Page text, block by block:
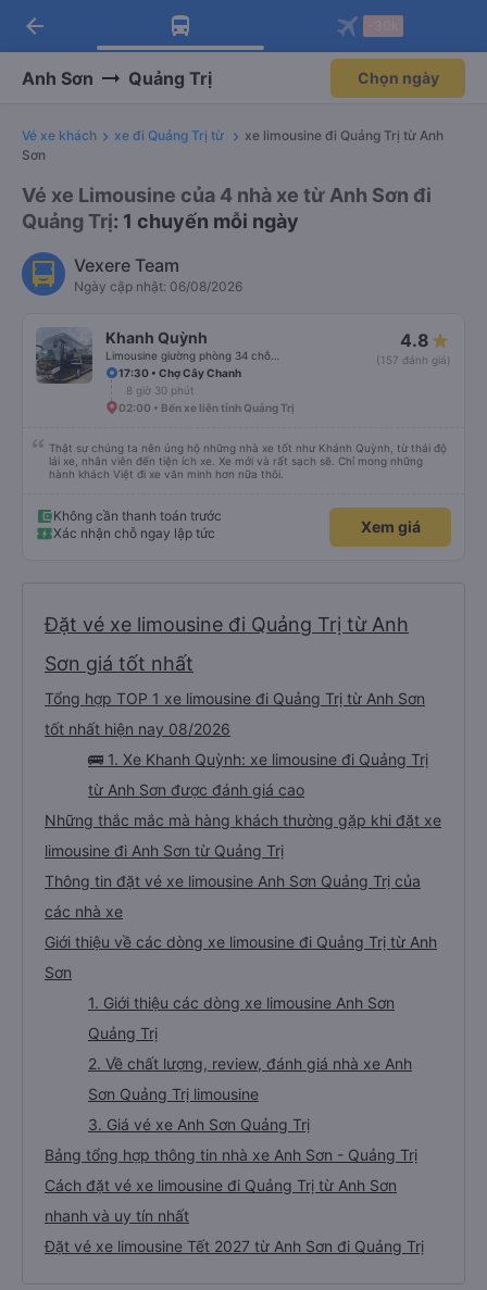
Tải app Vexere ngay!
Nhận ưu đãi thành viên độc
Mở app
Tải app Vexere
-30k/ghế khi đặt vé máy bay qua
Mở app
arrow_back
Anh Sơn Quảng Trị Chọn ngày
Vé xe khách xe đi Quảng Trị từ
xe limousine đi Quảng Trị từ Anh
Sơn
Vé xe Limousine của 4 nhà xe từ Anh Sơn đi
Quảng Trị: 1 chuyến mỗi ngày
Vexere Team
Ngày cập nhật: 06/08/2026
Khanh Quỳnh 4.8
(157 đánh giá)
17:30 • Chợ Cây Chanh
8 giờ 30 phút
02:00 • Bến xe liên tỉnh Quảng Trị
Thật sự chúng ta nên ủng hộ những nhà xe tốt như Khánh Quỳnh, từ thái độ
lái xe, nhân viên đến tiện ích xe. Xe mới và rất sạch sẽ. Chỉ mong những
hành khách Việt đi xe văn minh hơn nữa thôi.
Không cần thanh toán trước
Xác nhận chỗ ngay lập tức
Xem giá
Đặt vé xe limousine đi Quảng Trị từ Anh
Sơn giá tốt nhất
Tổng hợp TOP 1 xe limousine đi Quảng Trị từ Anh Sơn
tốt nhất hiện nay 08/2026
🚌 1. Xe Khanh Quỳnh: xe limousine đi Quảng Trị
từ Anh Sơn được đánh giá cao
Những thắc mắc mà hàng khách thường gặp khi đặt xe
limousine đi Anh Sơn từ Quảng Trị
Thông tin đặt vé xe limousine Anh Sơn Quảng Trị của
các nhà xe
Giới thiệu về các dòng xe limousine đi Quảng Trị từ Anh
Sơn
1. Giới thiệu các dòng xe limousine Anh Sơn
Quảng Trị
2. Về chất lượng, review, đánh giá nhà xe Anh
Sơn Quảng Trị limousine
3. Giá vé xe Anh Sơn Quảng Trị
Bảng tổng hợp thông tin nhà xe Anh Sơn - Quảng Trị
Cách đặt vé xe limousine đi Quảng Trị từ Anh Sơn
nhanh và uy tín nhất
Đặt vé xe limousine Tết 2027 từ Anh Sơn đi Quảng Trị